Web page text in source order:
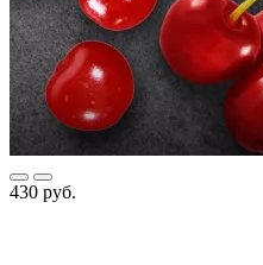
430 руб.